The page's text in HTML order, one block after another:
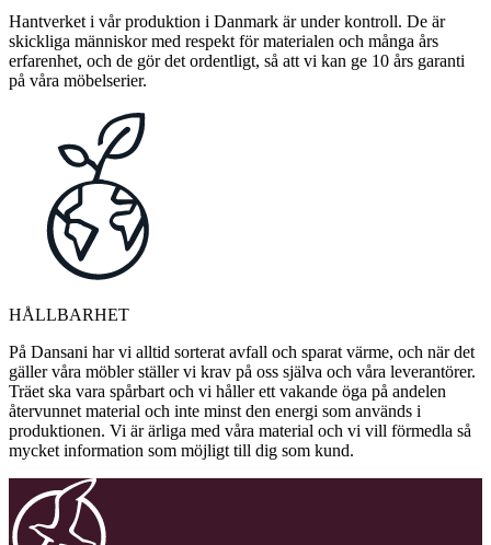
Hantverket i vår produktion i Danmark är under kontroll. De är
skickliga människor med respekt för materialen och många års
erfarenhet, och de gör det ordentligt, så att vi kan ge 10 års garanti
på våra möbelserier.
HÅLLBARHET
På Dansani har vi alltid sorterat avfall och sparat värme, och när det
gäller våra möbler ställer vi krav på oss själva och våra leverantörer.
Träet ska vara spårbart och vi håller ett vakande öga på andelen
återvunnet material och inte minst den energi som används i
produktionen. Vi är ärliga med våra material och vi vill förmedla så
mycket information som möjligt till dig som kund.